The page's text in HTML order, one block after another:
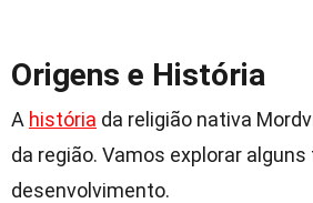
Origens e História
A história da religião nativa
da região. Vamos explorar
desenvolvimento.